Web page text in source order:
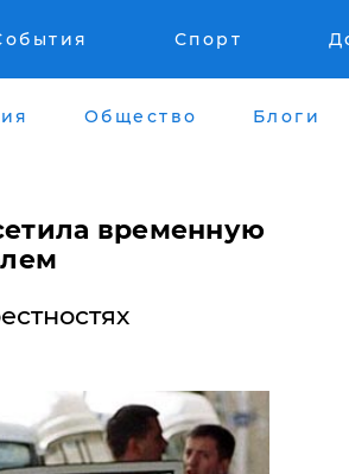
Спорт
Общество Блоги
временную